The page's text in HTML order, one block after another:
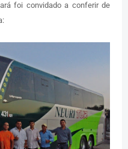
foi convidado a conferir de